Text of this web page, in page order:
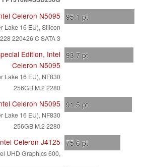
Celeron N5095
Lake 16 EU), Silicon
220426 C SATA 3
95.1 pt
Edition, Intel
Celeron N5095
Lake 16 EU), NF830
256GB M.2 2280
93.7 pt
Celeron N5095
Lake 16 EU), NF830
256GB M.2 2280
91.5 pt
Celeron J4125
UHD Graphics 600,
75.6 pt